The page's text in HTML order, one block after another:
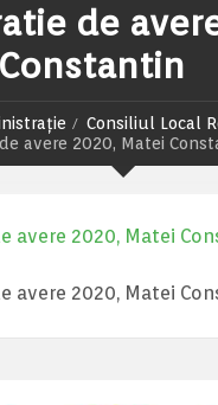
de
Consiliul Local
avere 2020, Matei
avere 2020, Matei
avere 2020, Matei